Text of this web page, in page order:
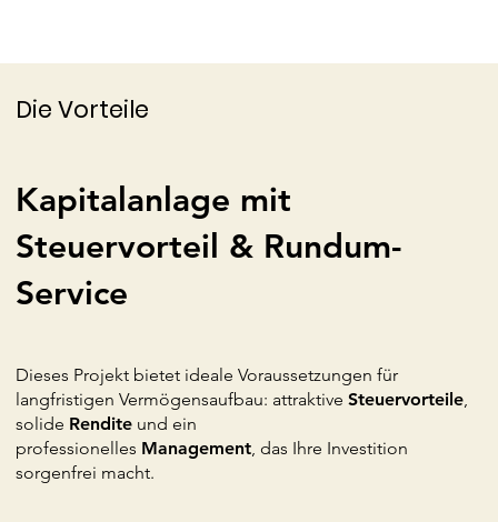
Die Vorteile
Kapitalanlage mit
Steuervorteil & Rundum-
Service
Dieses Projekt bietet ideale Voraussetzungen für
langfristigen Vermögensaufbau: attraktive Steuervorteile,
solide Rendite und ein
professionelles Management, das Ihre Investition
sorgenfrei macht.